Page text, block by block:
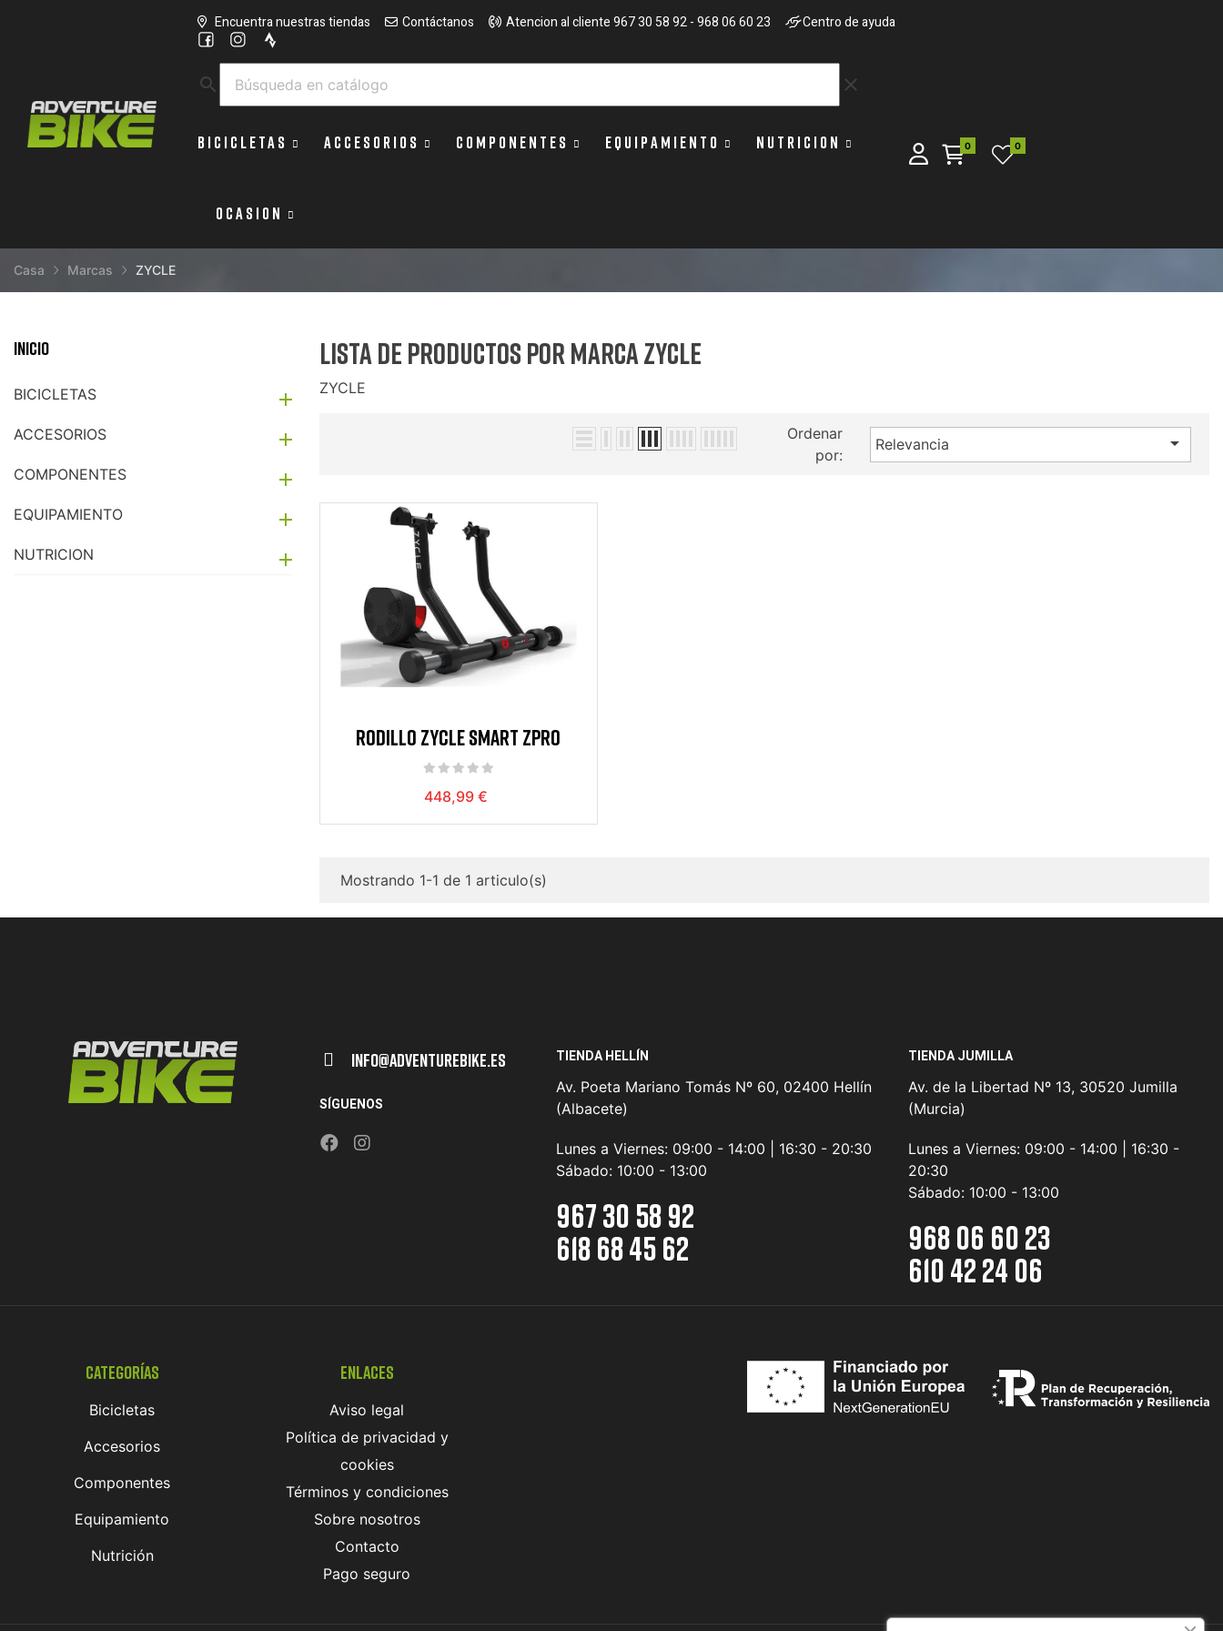
Encuentra nuestras tiendas Contáctanos Atencion al cliente 967 30 58 92 - 968 06 60 23 Centro de ayuda
search clear
BICICLETAS ACCESORIOS COMPONENTES EQUIPAMIENTO NUTRICION
OCASION
0 0
Casa Marcas ZYCLE
Inicio
BICICLETAS 
ACCESORIOS 
COMPONENTES 
EQUIPAMIENTO 
NUTRICION 
Lista de productos por marca ZYCLE
ZYCLE
Ordenar
por:
Relevancia 
RODILLO ZYCLE SMART ZPRO
448,99 €
Mostrando 1-1 de 1 articulo(s)
Info@adventurebike.es
SÍGUENOS
TIENDA HELLÍN
Av. Poeta Mariano Tomás Nº 60, 02400 Hellín
(Albacete)
Lunes a Viernes: 09:00 - 14:00 | 16:30 - 20:30
Sábado: 10:00 - 13:00
967 30 58 92
618 68 45 62
TIENDA JUMILLA
Av. de la Libertad Nº 13, 30520 Jumilla
(Murcia)
Lunes a Viernes: 09:00 - 14:00 | 16:30 -
20:30
Sábado: 10:00 - 13:00
968 06 60 23
610 42 24 06
Categorías
Bicicletas
Accesorios
Componentes
Equipamiento
Nutrición
Enlaces
Aviso legal
Política de privacidad y
cookies
Términos y condiciones
Sobre nosotros
Contacto
Pago seguro